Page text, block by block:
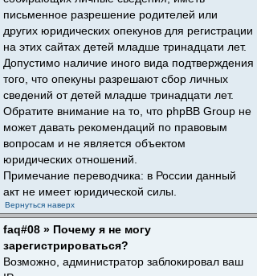
письменное разрешение родителей или
других юридических опекунов для регистрации
на этих сайтах детей младше тринадцати лет.
Допустимо наличие иного вида подтверждения
того, что опекуны разрешают сбор личных
сведений от детей младше тринадцати лет.
Обратите внимание на то, что phpBB Group не
может давать рекомендаций по правовым
вопросам и не является объектом
юридических отношений.
Примечание переводчика: в России данный
акт не имеет юридической силы.
Вернуться наверх
faq#08 » Почему я не могу
зарегистрироваться?
Возможно, администратор заблокировал ваш